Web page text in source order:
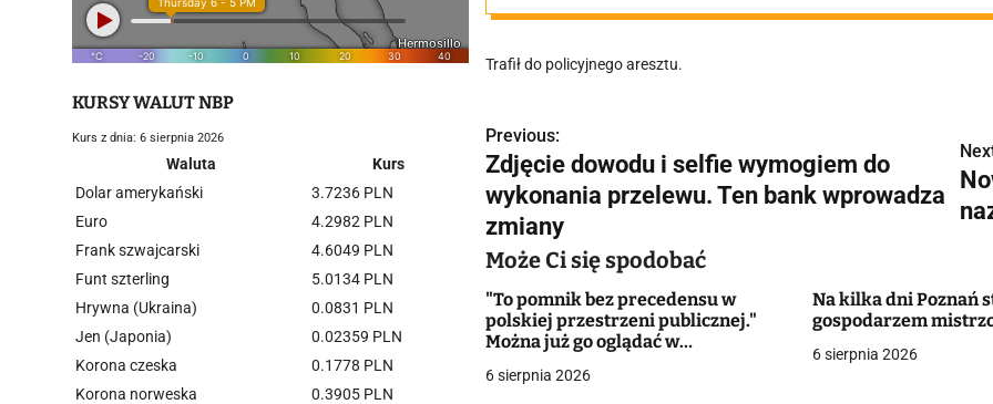
Trafił do policyjnego aresztu.
N
a
w
i
g
a
Previous:
Zdjęcie dowodu i selfie wymogiem do
wykonania przelewu. Ten bank wprowadza
zmiany
Może Ci się spodobać
"To pomnik bez precedensu w
polskiej przestrzeni publicznej."
Można już go oglądać w
6 sierpnia 2026
Na kilka dni Poznań
gospodarzem
6 sierpnia 2026
KURSY WALUT NBP
Kurs z dnia: 6 sierpnia 2026
Waluta
Kurs
Dolar amerykański
3.7236 PLN
Euro
4.2982 PLN
Frank szwajcarski
4.6049 PLN
Funt szterling
5.0134 PLN
Hrywna (Ukraina)
0.0831 PLN
Jen (Japonia)
0.02359 PLN
Korona czeska
0.1778 PLN
Korona norweska
0.3905 PLN